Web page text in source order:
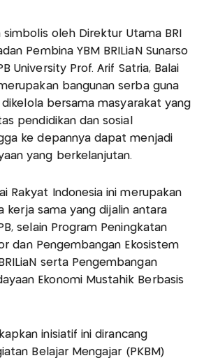
simbolis oleh Direktur Utama BRI
Pembina YBM BRILiaN Sunarso
University Prof. Arif Satria, Balai
bangunan serba guna
bersama masyarakat yang
pendidikan dan sosial
ke depannya dapat menjadi
yang berkelanjutan.
Rakyat Indonesia ini merupakan
kerja sama yang dijalin antara
selain Program Peningkatan
dan Pengembangan Ekosistem
serta Pengembangan
Ekonomi Mustahik Berbasis
inisiatif ini dirancang
Belajar Mengajar (PKBM)